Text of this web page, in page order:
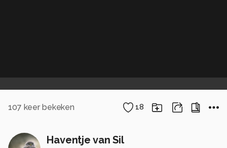
107 keer bekeken 18
Haventje van Sil